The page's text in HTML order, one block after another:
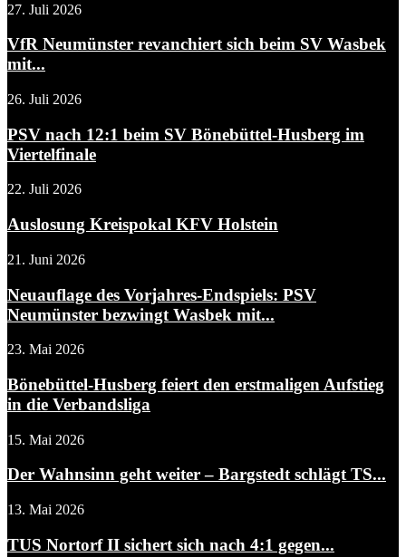
27. Juli 2026
VfR Neumünster revanchiert sich beim SV Wasbek
mit...
26. Juli 2026
PSV nach 12:1 beim SV Bönebüttel-Husberg im
Viertelfinale
22. Juli 2026
Auslosung Kreispokal KFV Holstein
21. Juni 2026
Neuauflage des Vorjahres-Endspiels: PSV
Neumünster bezwingt Wasbek mit...
23. Mai 2026
Bönebüttel-Husberg feiert den erstmaligen Aufstieg
in die Verbandsliga
15. Mai 2026
Der Wahnsinn geht weiter – Bargstedt schlägt TS...
13. Mai 2026
TUS Nortorf II sichert sich nach 4:1 gegen...